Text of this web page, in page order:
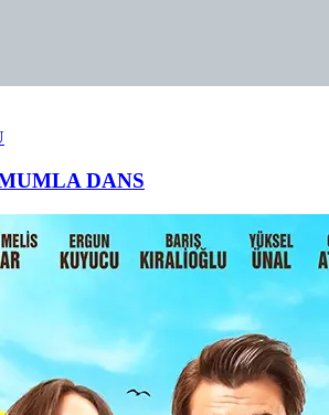
DANS